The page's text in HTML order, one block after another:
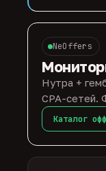
NeOffers
Нутра +
CPA-сетей.
Каталог